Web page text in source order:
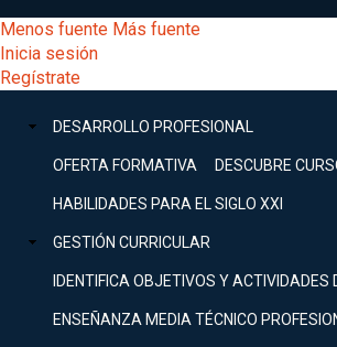
al
contenido
principal
[Educarchile
Escritorio]
Menú
entrar
Menos fuente Más fuente
Inicia sesión
Regístrate
Menú
principal
DESARROLLO PROFESIONAL
OFERTA FORMATIVA DESCUBRE
HABILIDADES PARA EL SIGLO XXI
GESTIÓN CURRICULAR
IDENTIFICA OBJETIVOS Y ACTIVIDADES
ENSEÑANZA MEDIA TÉCNICO
Buscar
Menú
principal
DESARROLLO
Expand
GESTIÓN
Expand
COMUNIDAD
Expand
EXPLORACIÓN